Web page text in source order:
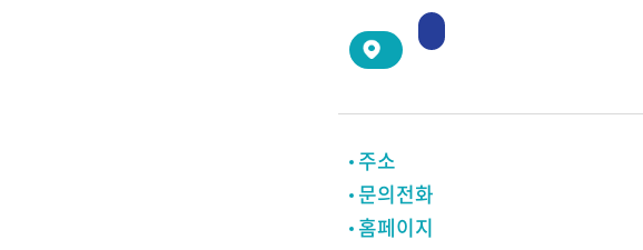
주소
문의전화
홈페이지